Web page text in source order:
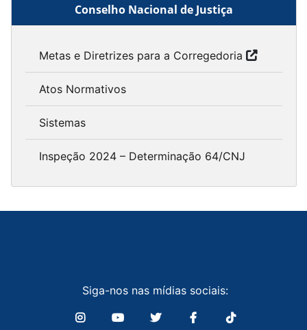
Conselho Nacional de Justiça
Metas e Diretrizes para a Corregedoria
Atos Normativos
Sistemas
Inspeção 2024 – Determinação 64/CNJ
Siga-nos nas mídias sociais: